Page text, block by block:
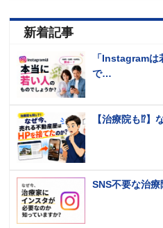
新着記事
「Instagram
で…
【治療院も⁉️】
SNS不要な治